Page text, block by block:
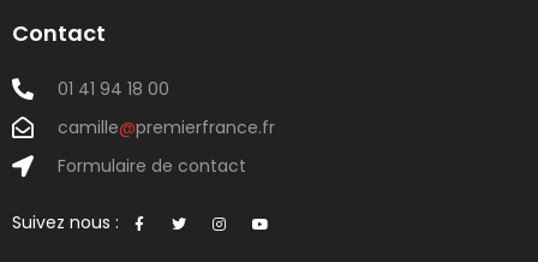
Contact
01 41 94 18 00
camille@premierfrance.fr
Formulaire de contact
Suivez nous :